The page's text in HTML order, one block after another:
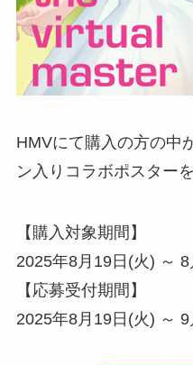
HMVにて購入の方の中
ン入りコラボポスター
【購入対象期間】
2025年8月19日(火) ～
【応募受付期間】
2025年8月19日(火) ～